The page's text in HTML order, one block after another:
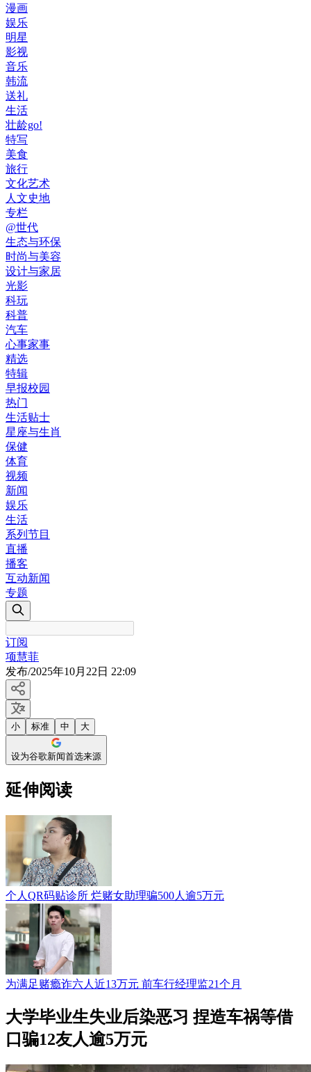
漫画
娱乐
明星
影视
音乐
韩流
送礼
生活
壮龄go!
特写
美食
旅行
文化艺术
人文史地
专栏
@世代
生态与环保
时尚与美容
设计与家居
光影
科玩
科普
汽车
心事家事
精选
特辑
早报校园
热门
生活贴士
星座与生肖
保健
体育
视频
新闻
娱乐
生活
系列节目
直播
播客
互动新闻
专题
订阅
项慧菲
发布/2025年10月22日 22:09
小 标准 中 大
设为谷歌新闻首选来源
延伸阅读
个人QR码贴诊所 烂赌女助理骗500人逾5万元
为满足赌瘾诈六人近13万元 前车行经理监21个月
大学毕业生失业后染恶习 捏造车祸等借
口骗12友人逾5万元